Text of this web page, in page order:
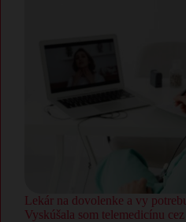
Lekár na dovolenke a vy
Vyskúšala som telemedicínu